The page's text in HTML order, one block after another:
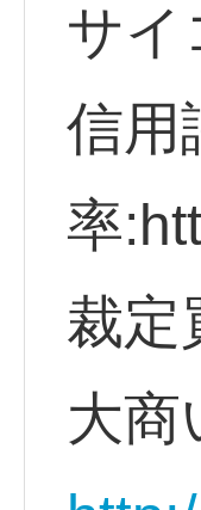
サイ
信用
率
裁定
大商